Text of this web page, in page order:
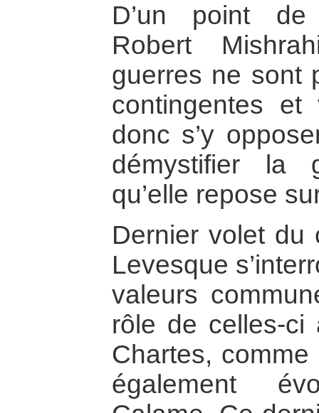
D’un point de
Robert
guerres ne sont
contingentes et
donc s’y
démystifier la
qu’elle repose
Dernier volet du
Levesque
valeurs
rôle de celles-ci
Chartes,
également